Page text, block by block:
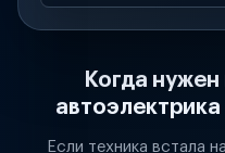
Когда нужен
Если техника встала